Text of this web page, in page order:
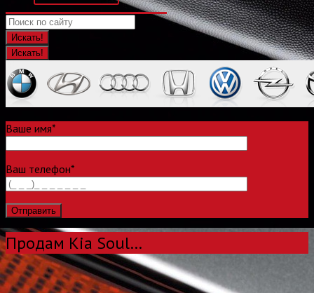
Искать!
Ваше имя*
Ваш телефон*
Продам Kia Soul…